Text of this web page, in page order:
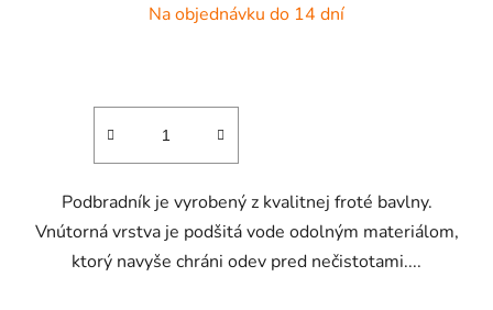
Na objednávku do 14 dní
Podbradník je vyrobený z kvalitnej froté bavlny.
Vnútorná vrstva je podšitá vode odolným materiálom,
ktorý navyše chráni odev pred nečistotami....